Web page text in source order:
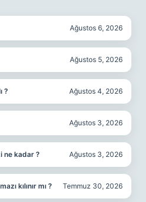
Ağustos 6, 2026
Ağustos 5, 2026
? Ağustos 4, 2026
Ağustos 3, 2026
ne kadar ? Ağustos 3, 2026
kılınır mı ? Temmuz 30, 2026